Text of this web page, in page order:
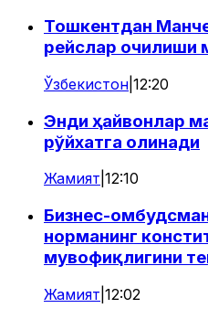
Тошкентдан
рейслар очилиши
Ўзбекистон 12:20
Энди ҳайвонлар
рўйхатга олинади
Жамият 12:10
Бизнес-
норманинг
мувофиқлигини
Жамият 12:02